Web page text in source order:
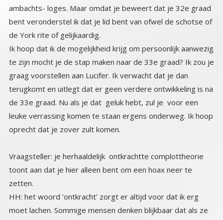
de York rite of gelijkaardig.
Ik hoop dat ik de mogelijkheid krijg om persoonlijk aanwezig
te zijn mocht je de stap maken naar de 33e graad? Ik zou je
graag voorstellen aan Lucifer. Ik verwacht dat je dan
terugkomt en uitlegt dat er geen verdere ontwikkeling is na
de 33e graad. Nu als je dat geluk hebt, zul je voor een
leuke verrassing komen te staan ergens onderweg. Ik hoop
oprecht dat je zover zult komen.
Vraagsteller: je herhaaldelijk ontkrachtte complottheorie
toont aan dat je hier alleen bent om een hoax neer te
zetten.
HH: het woord ‘ontkracht’ zorgt er altijd voor dat ik erg
moet lachen. Sommige mensen denken blijkbaar dat als ze
dat woord maar blijven rondstrooien dat het dan ook waar
wordt. De overgrote meerderheid van de zogenaamde
‘ontmaskeringen’ vertonen meer onvolkomenheden dan
de complottheorieën die ze ermee het zwijgen op willen